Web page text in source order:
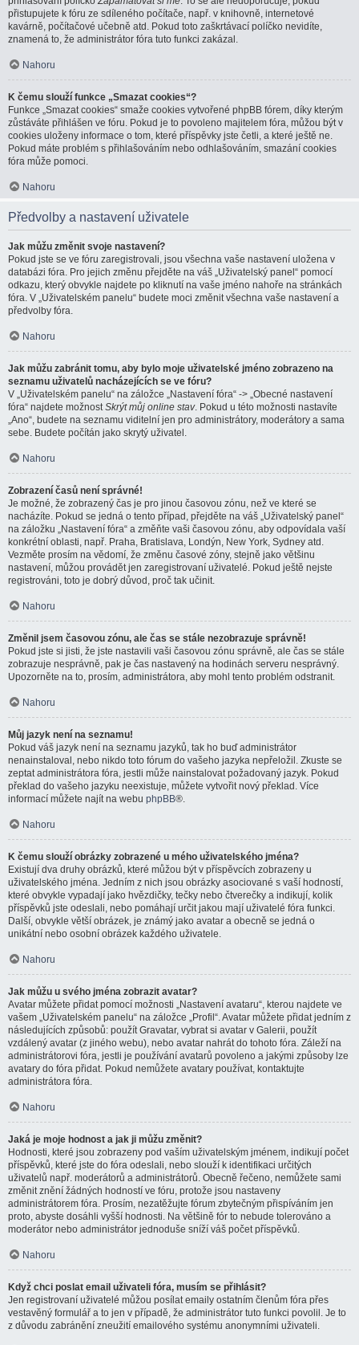
přistupujete k fóru ze sdíleného počítače, např. v knihovně, internetové
kavárně, počítačové učebně atd. Pokud toto zaškrtávací políčko nevidíte,
znamená to, že administrátor fóra tuto funkci zakázal.
Nahoru
K čemu slouží funkce „Smazat cookies“?
Funkce „Smazat cookies“ smaže cookies vytvořené phpBB fórem, díky kterým
zůstáváte přihlášen ve fóru. Pokud je to povoleno majitelem fóra, můžou být v
cookies uloženy informace o tom, které příspěvky jste četli, a které ještě ne.
Pokud máte problém s přihlašováním nebo odhlašováním, smazání cookies
fóra může pomoci.
Nahoru
Předvolby a nastavení uživatele
Jak můžu změnit svoje nastavení?
Pokud jste se ve fóru zaregistrovali, jsou všechna vaše nastavení uložena v
databázi fóra. Pro jejich změnu přejděte na váš „Uživatelský panel“ pomocí
odkazu, který obvykle najdete po kliknutí na vaše jméno nahoře na stránkách
fóra. V „Uživatelském panelu“ budete moci změnit všechna vaše nastavení a
předvolby fóra.
Nahoru
Jak můžu zabránit tomu, aby bylo moje uživatelské jméno zobrazeno na
seznamu uživatelů nacházejících se ve fóru?
V „Uživatelském panelu“ na záložce „Nastavení fóra“ -> „Obecné nastavení
fóra“ najdete možnostSkrýt můj online stav. Pokud u této možnosti nastavíte
„Ano“, budete na seznamu viditelní jen pro administrátory, moderátory a sama
sebe. Budete počítán jako skrytý uživatel.
Nahoru
Zobrazení časů není správné!
Je možné, že zobrazený čas je pro jinou časovou zónu, než ve které se
nacházíte. Pokud se jedná o tento případ, přejděte na váš „Uživatelský panel“
na záložku „Nastavení fóra“ a změňte vaši časovou zónu, aby odpovídala vaší
konkrétní oblasti, např. Praha, Bratislava, Londýn, New York, Sydney atd.
Vezměte prosím na vědomí, že změnu časové zóny, stejně jako většinu
nastavení, můžou provádět jen zaregistrovaní uživatelé. Pokud ještě nejste
registrováni, toto je dobrý důvod, proč tak učinit.
Nahoru
Změnil jsem časovou zónu, ale čas se stále nezobrazuje správně!
Pokud jste si jisti, že jste nastavili vaši časovou zónu správně, ale čas se stále
zobrazuje nesprávně, pak je čas nastavený na hodinách serveru nesprávný.
Upozorněte na to, prosím, administrátora, aby mohl tento problém odstranit.
Nahoru
Můj jazyk není na seznamu!
Pokud váš jazyk není na seznamu jazyků, tak ho buď administrátor
nenainstaloval, nebo nikdo toto fórum do vašeho jazyka nepřeložil. Zkuste se
zeptat administrátora fóra, jestli může nainstalovat požadovaný jazyk. Pokud
překlad do vašeho jazyku neexistuje, můžete vytvořit nový překlad. Více
informací můžete najít na webu phpBB®.
Nahoru
K čemu slouží obrázky zobrazené u mého uživatelského jména?
Existují dva druhy obrázků, které můžou být v příspěvcích zobrazeny u
uživatelského jména. Jedním z nich jsou obrázky asociované s vaší hodností,
které obvykle vypadají jako hvězdičky, tečky nebo čtverečky a indikují, kolik
příspěvků jste odeslali, nebo pomáhají určit jakou mají uživatelé fóra funkci.
Další, obvykle větší obrázek, je známý jako avatar a obecně se jedná o
unikátní nebo osobní obrázek každého uživatele.
Nahoru
Jak můžu u svého jména zobrazit avatar?
Avatar můžete přidat pomocí možnosti „Nastavení avataru“, kterou najdete ve
vašem „Uživatelském panelu“ na záložce „Profil“. Avatar můžete přidat jedním z
následujících způsobů: použít Gravatar, vybrat si avatar v Galerii, použít
vzdálený avatar (z jiného webu), nebo avatar nahrát do tohoto fóra. Záleží na
administrátorovi fóra, jestli je používání avatarů povoleno a jakými způsoby lze
avatary do fóra přidat. Pokud nemůžete avatary používat, kontaktujte
administrátora fóra.
Nahoru
Jaká je moje hodnost a jak ji můžu změnit?
Hodnosti, které jsou zobrazeny pod vaším uživatelským jménem, indikují počet
příspěvků, které jste do fóra odeslali, nebo slouží k identifikaci určitých
uživatelů např. moderátorů a administrátorů. Obecně řečeno, nemůžete sami
změnit znění žádných hodností ve fóru, protože jsou nastaveny
administrátorem fóra. Prosím, nezatěžujte fórum zbytečným přispíváním jen
proto, abyste dosáhli vyšší hodnosti. Na většině fór to nebude tolerováno a
moderátor nebo administrátor jednoduše sníží váš počet příspěvků.
Nahoru
Když chci poslat email uživateli fóra, musím se přihlásit?
Jen registrovaní uživatelé můžou posílat emaily ostatním členům fóra přes
vestavěný formulář a to jen v případě, že administrátor tuto funkci povolil. Je to
z důvodu zabránění zneužití emailového systému anonymními uživateli.